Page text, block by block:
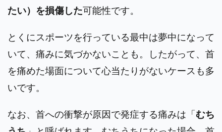
たい）を損傷した可能性です。
とくにスポーツを行っている最中は夢中になって
いて、痛みに気づかないことも。したがって、首
を痛めた場面について心当たりがないケースも多
いです。
なお、首への衝撃が原因で発症する痛みは「むち